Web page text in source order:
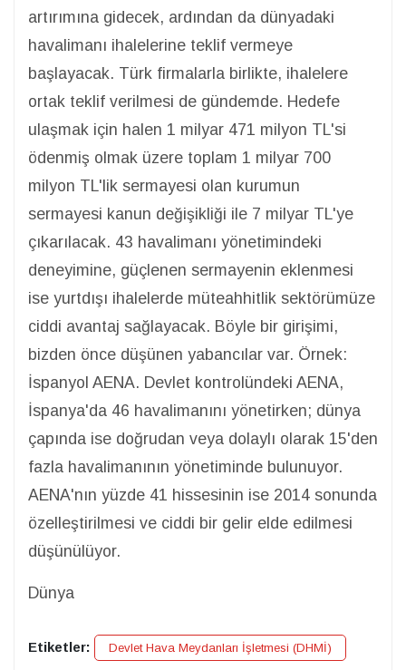
artırımına gidecek, ardından da dünyadaki
havalimanı ihalelerine teklif vermeye
başlayacak. Türk firmalarla birlikte, ihalelere
ortak teklif verilmesi de gündemde. Hedefe
ulaşmak için halen 1 milyar 471 milyon TL'si
ödenmiş olmak üzere toplam 1 milyar 700
milyon TL'lik sermayesi olan kurumun
sermayesi kanun değişikliği ile 7 milyar TL'ye
çıkarılacak. 43 havalimanı yönetimindeki
deneyimine, güçlenen sermayenin eklenmesi
ise yurtdışı ihalelerde müteahhitlik sektörümüze
ciddi avantaj sağlayacak. Böyle bir girişimi,
bizden önce düşünen yabancılar var. Örnek:
İspanyol AENA. Devlet kontrolündeki AENA,
İspanya'da 46 havalimanını yönetirken; dünya
çapında ise doğrudan veya dolaylı olarak 15'den
fazla havalimanının yönetiminde bulunuyor.
AENA'nın yüzde 41 hissesinin ise 2014 sonunda
özelleştirilmesi ve ciddi bir gelir elde edilmesi
düşünülüyor.
Dünya
Etiketler: Devlet Hava Meydanları İşletmesi (DHMİ)